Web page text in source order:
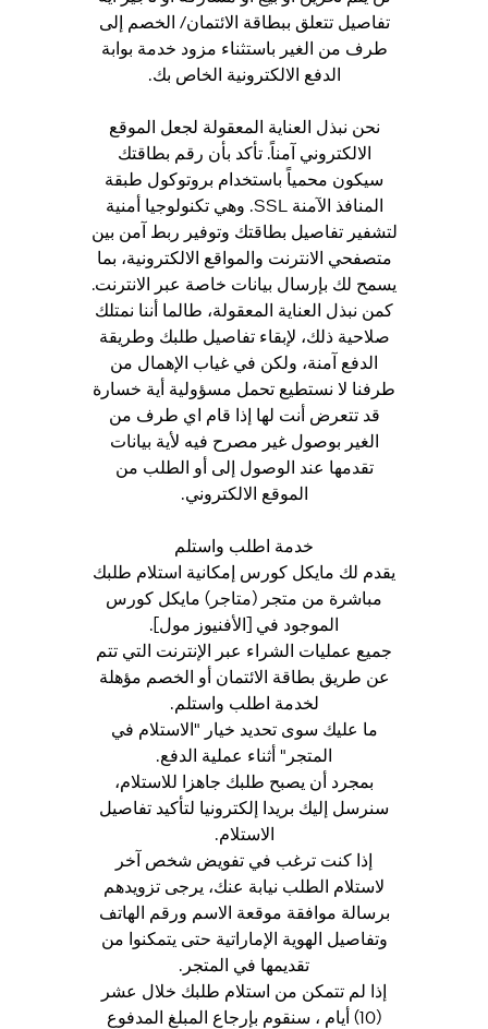
تفاصيل تتعلق ببطاقة الائتمان/ الخصم إلى
طرف من الغير باستثناء مزود خدمة بوابة
الدفع الالكترونية الخاص بك.
نحن نبذل العناية المعقولة لجعل الموقع
الالكتروني آمناً. تأكد بأن رقم بطاقتك
سيكون محمياً باستخدام بروتوكول طبقة
المنافذ الآمنة SSL. وهي تكنولوجيا أمنية
لتشفير تفاصيل بطاقتك وتوفير ربط آمن بين
متصفحي الانترنت والمواقع الالكترونية، بما
يسمح لك بإرسال بيانات خاصة عبر الانترنت.
كمن نبذل العناية المعقولة، طالما أننا نمتلك
صلاحية ذلك، لإبقاء تفاصيل طلبك وطريقة
الدفع آمنة، ولكن في غياب الإهمال من
طرفنا لا نستطيع تحمل مسؤولية أية خسارة
قد تتعرض أنت لها إذا قام اي طرف من
الغير بوصول غير مصرح فيه لأية بيانات
تقدمها عند الوصول إلى أو الطلب من
الموقع الالكتروني.
خدمة اطلب واستلم
يقدم لك مايكل كورس إمكانية استلام طلبك
مباشرة من متجر (متاجر) مايكل كورس
الموجود في [الأفنيوز مول].
جميع عمليات الشراء عبر الإنترنت التي تتم
عن طريق بطاقة الائتمان أو الخصم مؤهلة
لخدمة اطلب واستلم.
ما عليك سوى تحديد خيار "الاستلام في
المتجر" أثناء عملية الدفع.
بمجرد أن يصبح طلبك جاهزا للاستلام،
سنرسل إليك بريدا إلكترونيا لتأكيد تفاصيل
الاستلام.
إذا كنت ترغب في تفويض شخص آخر
لاستلام الطلب نيابة عنك، يرجى تزويدهم
برسالة موافقة موقعة الاسم ورقم الهاتف
وتفاصيل الهوية الإماراتية حتى يتمكنوا من
تقديمها في المتجر.
إذا لم تتمكن من استلام طلبك خلال عشر
(10) أيام ، سنقوم بإرجاع المبلغ المدفوع